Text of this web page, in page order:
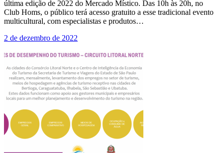
última edição de 2022 do Mercado Místico. Das 10h às 20h, no
Club Homs, o público terá acesso gratuito a esse tradicional evento
multicultural, com especialistas e produtos…
2 de dezembro de 2022